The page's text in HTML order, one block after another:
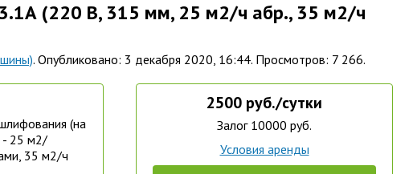
(220 В, 315 мм, 25 м2/ч абр., 35 м2/ч
. Опубликовано: 3 декабря 2020, 16:44. Просмотров: 7 266.
2500 руб./сутки
Залог 10000 руб.
Условия аренды
(на
- 25 м2/
35 м2/ч